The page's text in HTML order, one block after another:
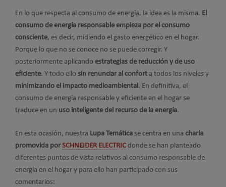
En lo que respecta al consumo de energía, la idea es la misma. El
consumo de energía responsable empieza por el consumo
consciente, es decir, midiendo el gasto energético en el hogar.
Porque lo que no se conoce no se puede corregir. Y
posteriormente aplicando estrategias de reducción y de uso
eficiente. Y todo ello sin renunciar al confort a todos los niveles y
minimizando el impacto medioambiental . En definitiva, el
consumo de energía responsable y eficiente en el hogar se
traduce en un uso inteligente del recurso de la energía.
En esta ocasión, nuestra Lupa Temática se centra en una charla
promovida porSCHNEIDER ELECTRIC donde se han planteado
diferentes puntos de vista relativos al consumo responsable de
energía en el hogar y para ello han participado con sus
comentarios: